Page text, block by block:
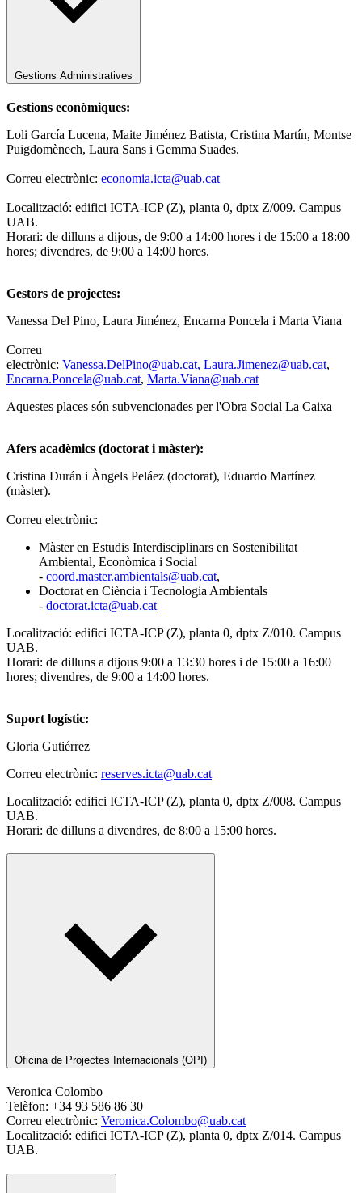
Gestions Administratives
Gestions econòmiques:
Loli García Lucena, Maite Jiménez Batista, Cristina Martín, Montse
Puigdomènech, Laura Sans i Gemma Suades.
Correu electrònic: economia.icta@uab.cat
Localització: edifici ICTA-ICP (Z), planta 0, dptx Z/009. Campus
UAB.
Horari: de dilluns a dijous, de 9:00 a 14:00 hores i de 15:00 a 18:00
hores; divendres, de 9:00 a 14:00 hores.
Gestors de projectes:
Vanessa Del Pino, Laura Jiménez, Encarna Poncela i Marta Viana
Correu
electrònic: Vanessa.DelPino@uab.cat, Laura.Jimenez@uab.cat,
Encarna.Poncela@uab.cat, Marta.Viana@uab.cat
Aquestes places són subvencionades per l'Obra Social La Caixa
Afers acadèmics (doctorat i màster):
Cristina Durán i Àngels Peláez (doctorat), Eduardo Martínez
(màster).
Correu electrònic:
Màster en Estudis Interdisciplinars en Sostenibilitat
Ambiental, Econòmica i Social
- coord.master.ambientals@uab.cat,
Doctorat en Ciència i Tecnologia Ambientals
- doctorat.icta@uab.cat
Localització: edifici ICTA-ICP (Z), planta 0, dptx Z/010. Campus
UAB.
Horari: de dilluns a dijous 9:00 a 13:30 hores i de 15:00 a 16:00
hores; divendres, de 9:00 a 14:00 hores.
Suport logístic:
Gloria Gutiérrez
Correu electrònic: reserves.icta@uab.cat
Localització: edifici ICTA-ICP (Z), planta 0, dptx Z/008. Campus
UAB.
Horari: de dilluns a divendres, de 8:00 a 15:00 hores.
Oficina de Projectes Internacionals (OPI)
Veronica Colombo
Telèfon: +34 93 586 86 30
Correu electrònic: Veronica.Colombo@uab.cat
Localització: edifici ICTA-ICP (Z), planta 0, dptx Z/014. Campus
UAB.